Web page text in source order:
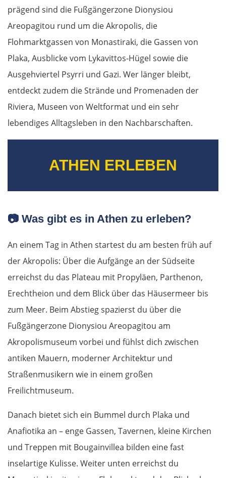
prägend sind die Fußgängerzone Dionysiou
Areopagitou rund um die Akropolis, die
Flohmarktgassen von Monastiraki, die Gassen von
Plaka, Ausblicke vom Lykavittos-Hügel sowie die
Ausgehviertel Psyrri und Gazi. Wer länger bleibt,
entdeckt zudem die Strände und Promenaden der
Riviera, Museen von Weltformat und ein sehr
lebendiges Alltagsleben in den Nachbarschaften.
ATHEN ERLEBEN
📷 Was gibt es in Athen zu erleben?
An einem Tag in Athen startest du am besten früh auf
der Akropolis: Über die Aufgänge an der Südseite
erreichst du das Plateau mit Propyläen, Parthenon,
Erechtheion und dem Blick über das Häusermeer bis
zum Meer. Beim Abstieg spazierst du über die
Fußgängerzone Dionysiou Areopagitou am
Akropolismuseum vorbei und fühlst dich zwischen
antiken Mauern, moderner Architektur und
Straßenmusikern wie in einem großen
Freilichtmuseum.
Danach bietet sich ein Bummel durch Plaka und
Anafiotika an – enge Gassen, Tavernen, kleine Kirchen
und Treppen mit Bougainvillea bilden eine fast
inselartige Kulisse. Weiter unten erreichst du